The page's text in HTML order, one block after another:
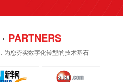
PARTNERS
为您夯实数字化转型的技术基石